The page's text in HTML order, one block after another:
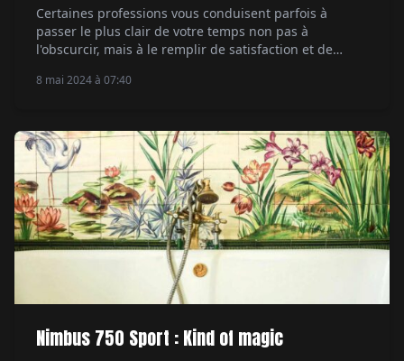
Certaines professions vous conduisent parfois à
passer le plus clair de votre temps non pas à
l'obscurcir, mais à le remplir de satisfaction et de
passionné de belles mécaniques et patron d'une
8 mai 2024 à 07:40
Nimbus 750 Sport : Kind of magic